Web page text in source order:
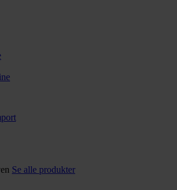
Se alle produkter